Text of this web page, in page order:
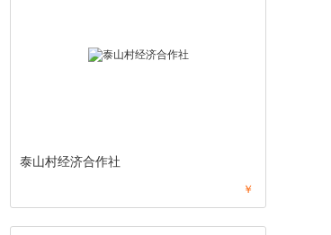
泰山村经济合作社
￥